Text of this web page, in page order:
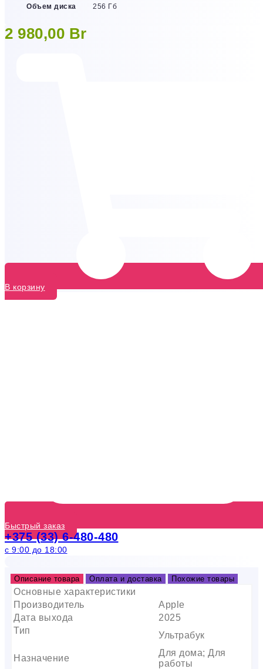
Объем диска 256 Гб
2 980,00 Br
В корзину
Быстрый заказ
+375 (33) 6-480-480
с 9:00 до 18:00
Описание товара Оплата и доставка Похожие товары
Основные характеристики
Производитель
Apple
Дата выхода
2025
Тип
Ультрабук
Назначение
Для дома; Для
работы